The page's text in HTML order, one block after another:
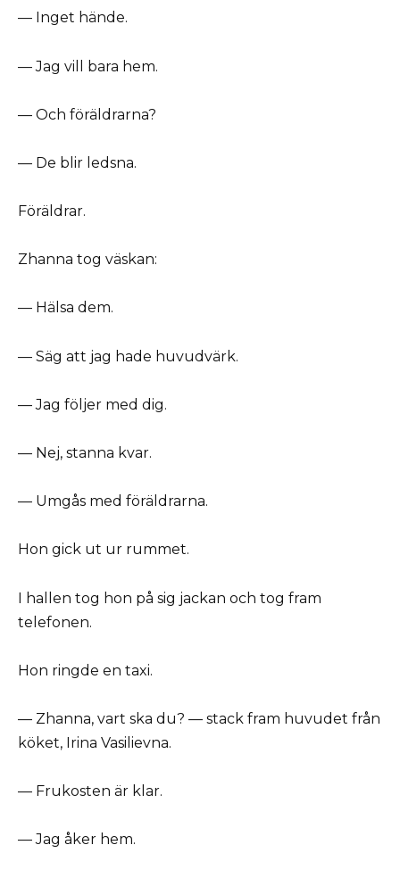
— Inget hände.
— Jag vill bara hem.
— Och föräldrarna?
— De blir ledsna.
Föräldrar.
Zhanna tog väskan:
— Hälsa dem.
— Säg att jag hade huvudvärk.
— Jag följer med dig.
— Nej, stanna kvar.
— Umgås med föräldrarna.
Hon gick ut ur rummet.
I hallen tog hon på sig jackan och tog fram
telefonen.
Hon ringde en taxi.
— Zhanna, vart ska du? — stack fram huvudet från
köket, Irina Vasilievna.
— Frukosten är klar.
— Jag åker hem.